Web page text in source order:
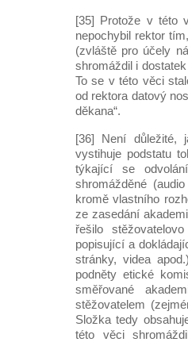
[35] Protože v této
nepochybil rektor
(zvláště pro účely
shromáždil i
To se v této věci
od rektora datový
děkana“.
[36] Není důležité,
vystihuje podstatu
týkající se
shromážděné
kromě vlastního
ze zasedání
řešilo
popisující a
stránky, videa
podněty etické
směřované
stěžovatelem
Složka tedy
této věci